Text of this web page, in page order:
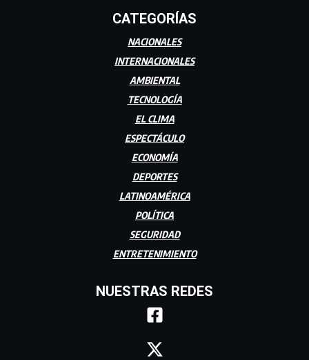
CATEGORÍAS
NACIONALES
INTERNACIONALES
AMBIENTAL
TECNOLOGÍA
EL CLIMA
ESPECTÁCULO
ECONOMÍA
DEPORTES
LATINOAMÉRICA
POLÍTICA
SEGURIDAD
ENTRETENIMIENTO
NUESTRAS REDES